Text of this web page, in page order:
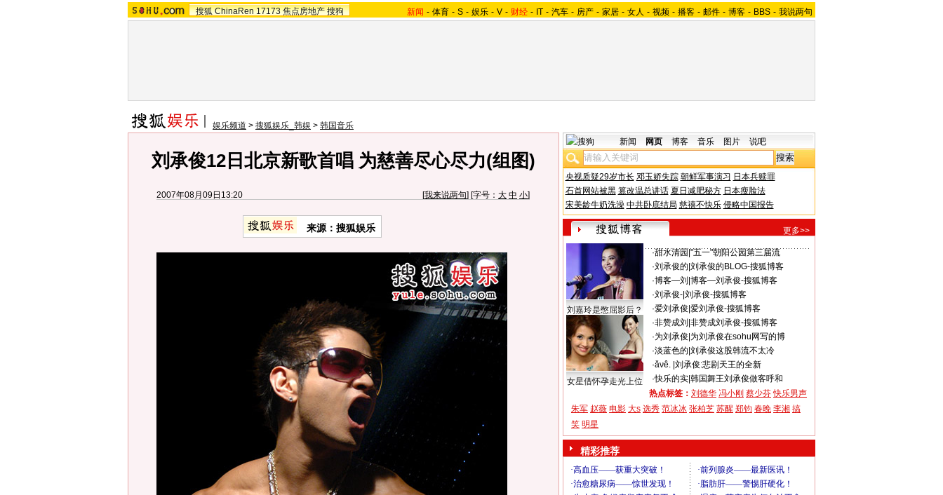
搜狐 ChinaRen 17173 焦点房地产 搜狗 新闻 - 体育 - S - 娱乐 - V - 财经 - IT - 汽车 - 房产 - 家居 - 女人 - 视频 - 播客 - 邮件 - 博客 - BBS - 我说两句
娱乐频道 > 搜狐娱乐_韩娱 > 韩国音乐
刘承俊12日北京新歌首唱 为慈善尽心尽力(组图)
2007年08月09日13:20 [我来说两句] [字号： 大 中 小]
来源：搜狐娱乐
新闻 网页 博客 音乐 图片 说吧
央视质疑29岁市长 邓玉娇失踪 朝鲜军事演习 日本兵赎罪
石首网站被黑 篡改温总讲话 夏日减肥秘方 日本瘦脸法
宋美龄牛奶洗澡 中共卧底结局 慈禧不快乐 侵略中国报告
更多>>
刘嘉玲是憋屈影后？
女星借怀孕走光上位
·甜水清园 "五一"朝阳公园第三届流
·刘承俊的 刘承俊的BLOG-搜狐博客
·博客—刘 博客—刘承俊-搜狐博客
·刘承俊-| 刘承俊-搜狐博客
·爱刘承俊 爱刘承俊-搜狐博客
·非赞成刘 非赞成刘承俊-搜狐博客
·为刘承俊 为刘承俊在sohu网写的博
·淡蓝色的 刘承俊这股韩流不太冷
·ǎνê. 刘承俊:悲剧天王的全新
·快乐的实| 韩国舞王刘承俊做客呼和
热点标签： 刘德华 冯小刚 蔡少芬 快乐男声
朱军 赵薇 电影 大s 选秀 范冰冰 张柏芝 苏醒 郑钧 春晚 李湘 搞
笑 明星
精彩推荐